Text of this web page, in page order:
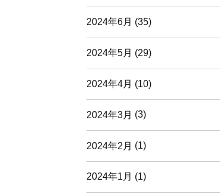
2024年6月 (35)
2024年5月 (29)
2024年4月 (10)
2024年3月 (3)
2024年2月 (1)
2024年1月 (1)